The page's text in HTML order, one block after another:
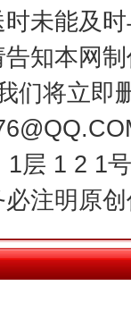
未能及
知本网
们将立即
层 1 2 1
注明原